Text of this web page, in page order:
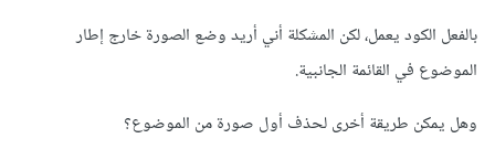
بالفعل الكود يعمل، لكن المشكلة أني أريد وضع الصورة خارج إطار
الموضوع في القائمة الجانبية.
وهل يمكن طريقة أخرى لحذف أول صورة من الموضوع؟